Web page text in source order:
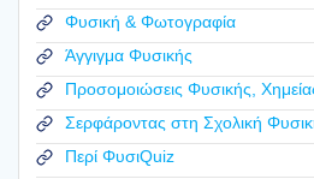
Φυσική & Φωτογραφία
Άγγιγμα Φυσικής
Προσομοιώσεις Φυσικής,
Σερφάροντας στη Σχολική
Περί ΦυσιQuiz